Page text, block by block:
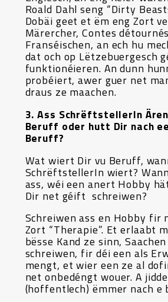
Roald Dahl seng “Dirty
Dobäi geet et ëm eng Zort
Märercher, Contes
Franséischen, an ech hu
dat och op Lëtzebuergesch
funktionéieren. An dunn
probéiert, awer guer net
draus ze maachen.
3. Ass SchrëftstellerIn
Beruff oder hutt Dir nach
Beruff?
Wat wiert Dir vu Beruff,
SchrëftstellerIn wiert?
ass, wéi een anert Hobby
Dir net géift schreiwen?
Schreiwen ass en Hobby fir
Zort “Therapie”. Et erlaabt
bësse Kand ze sinn,
schreiwen, fir déi een als
mengt, et wier een ze al
net onbedéngt wouer. A
(hoffentlech) ëmmer nach e